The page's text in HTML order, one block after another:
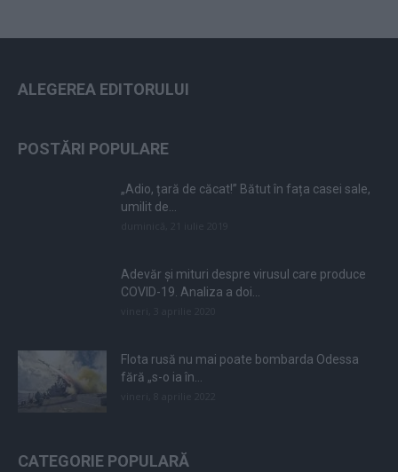
ALEGEREA EDITORULUI
POSTĂRI POPULARE
„Adio, țară de căcat!” Bătut în fața casei sale,
umilit de...
Adevăr și mituri despre virusul care produce
COVID-19. Analiza a doi...
Flota rusă nu mai poate bombarda Odessa
fără „s-o ia în...
CATEGORIE POPULARĂ